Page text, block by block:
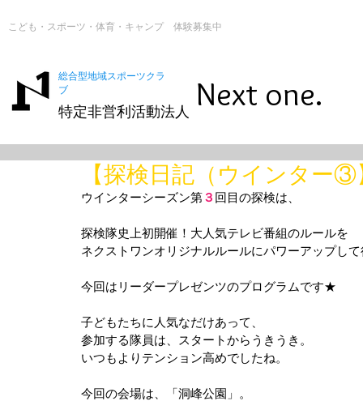
こども・スポーツ・体育・キャンプ 体験募集中
総合型地域スポーツクラ
ブ
特定非営利活動法人 Next one.
【探検日記（ウインター
ウインターシーズン第３ 回目の探検は、
探検隊史上初開催！大人気テレビ番組のルールを
ネクストワンオリジナルルールにパワーアップし
今回はリーダープレゼンツのプログラムです★
子どもたちに人気なだけあって、
参加する隊員は、スタートからうきうき。
いつもよりテンション高めでしたね。
今回の会場は、「洞峰公園」。